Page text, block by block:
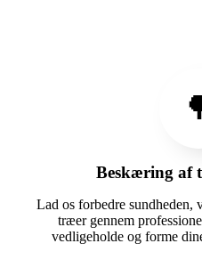
Beskæring af
Lad os forbedre sundheden,
træer gennem
vedligeholde og forme